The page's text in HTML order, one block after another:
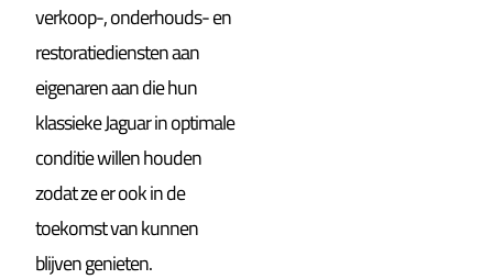
verkoop-, onderhouds- en
restoratiediensten aan
eigenaren aan die hun
klassieke Jaguar in optimale
conditie willen houden
zodat ze er ook in de
toekomst van kunnen
blijven genieten.